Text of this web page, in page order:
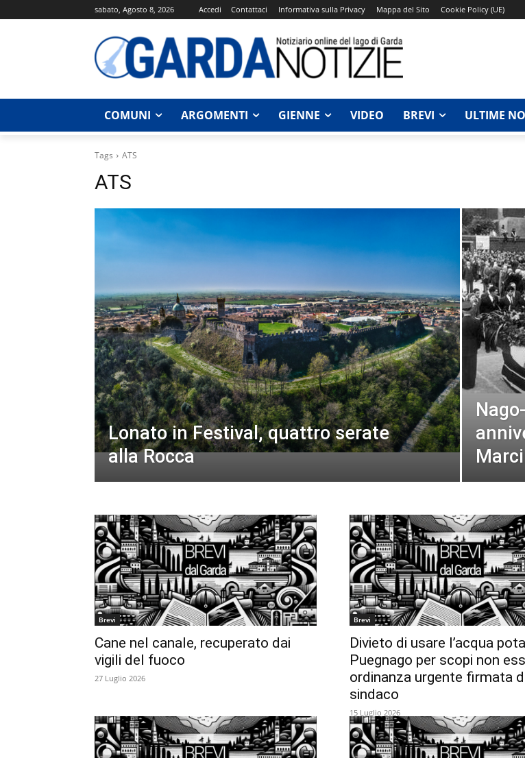
sabato, Agosto 8, 2026 Accedi Contattaci Informativa sulla Privacy Mappa del Sito Cookie Policy (UE)
COMUNI ARGOMENTI GIENNE VIDEO BREVI ULTIME
Tags ATS
ATS
Lonato in Festival, quattro serate
alla Rocca
Brevi
Cane nel canale, recuperato dai
vigili del fuoco
27 Luglio 2026
Brevi
Divieto di usare l’acqua
Puegnago per scopi non
ordinanza urgente firmata
sindaco
15 Luglio 2026